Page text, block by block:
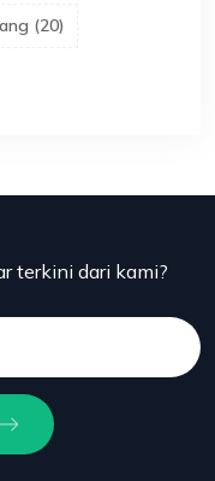
(20)
terkini dari kami?